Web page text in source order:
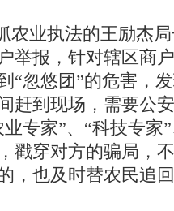
农业执法的王励杰
举报，针对辖区商
“忽悠团”的危害，
赶到现场，需要公
专家”、“科技专家
戳穿对方的骗局，
，也及时替农民追